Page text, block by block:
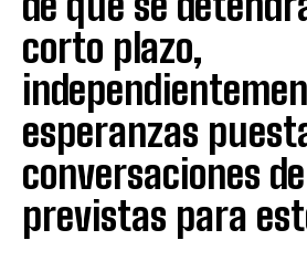
corto plazo,
esperanzas
conversaciones
previstas para